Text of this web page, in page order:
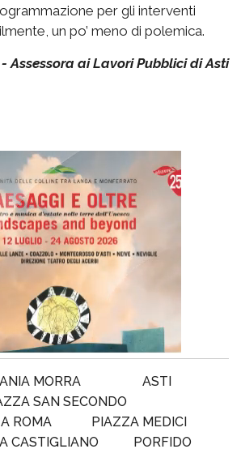
per gli interventi
un po’ meno di polemica.
Assessora ai Lavori Pubblici di Asti
MORRA
ASTI
SAN SECONDO
ROMA
PIAZZA MEDICI
CASTIGLIANO
PORFIDO